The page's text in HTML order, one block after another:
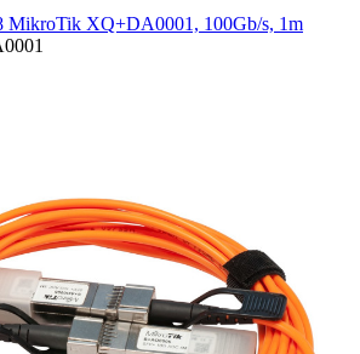
MikroTik XQ+DA0001, 100Gb/s, 1m